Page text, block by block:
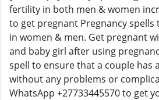
fertility in both men & women
to get pregnant Pregnancy
in women & men. Get pregnant
and baby girl after using
spell to ensure that a couple has
without any problems or
WhatsApp +27733445570 to get